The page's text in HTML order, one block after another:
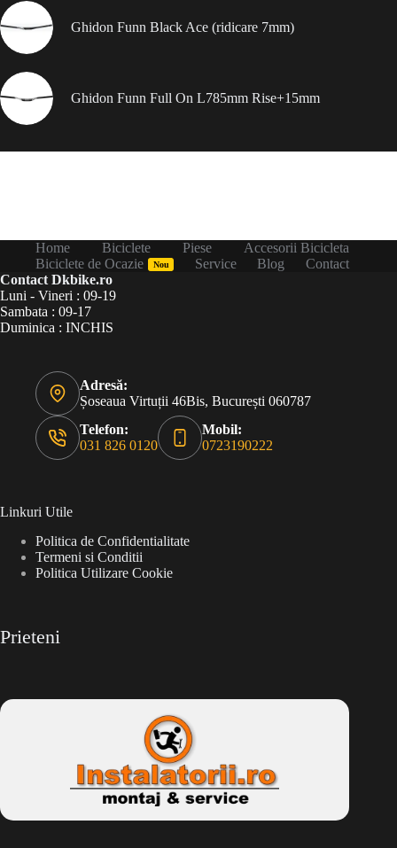
Ghidon Funn Black Ace (ridicare 7mm)
Ghidon Funn Full On L785mm Rise+15mm
Home Biciclete Piese
Accesorii Bicicleta
Biciclete de Ocazie
Nou Service Blog
Contact
Contact Dkbike.ro
Luni - Vineri : 09-19
Sambata : 09-17
Duminica : INCHIS
Adresă:
Șoseaua Virtuții 46Bis, București 060787
Telefon:
031 826 0120
Mobil:
0723190222
Linkuri Utile
Politica de Confidentialitate
Termeni si Conditii
Politica Utilizare Cookie
Prieteni